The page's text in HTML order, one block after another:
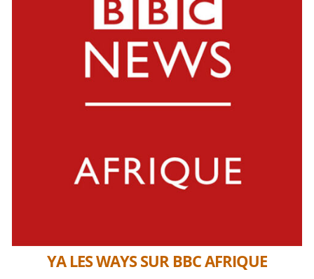
YA LES WAYS SUR BBC AFRIQUE